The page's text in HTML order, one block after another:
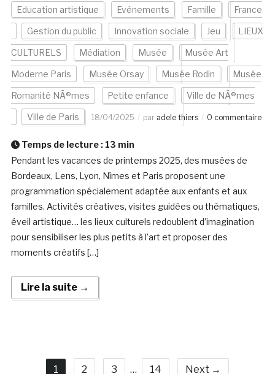
Education artistique Evénements Famille France
Gestion du public Innovation sociale Jeu LIEUX
CULTURELS Médiation Musée Musée Art
Moderne Paris Musée Orsay Musée Rodin Musée
Romanité NÃ®mes Petite enfance Ville de NÃ®mes
Ville de Paris 18/04/2025 par adele thiers 0 commentaire
Temps de lecture : 13 min
Pendant les vacances de printemps 2025, des musées de
Bordeaux, Lens, Lyon, Nîmes et Paris proposent une
programmation spécialement adaptée aux enfants et aux
familles. Activités créatives, visites guidées ou thématiques,
éveil artistique… les lieux culturels redoublent d’imagination
pour sensibiliser les plus petits à l’art et proposer des
moments créatifs […]
Lire la suite →
1 2 3 … 14 Next →